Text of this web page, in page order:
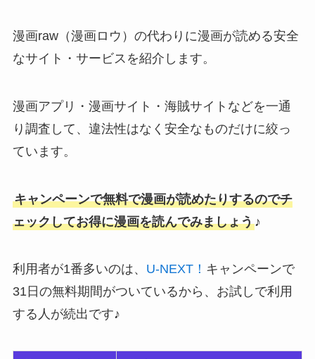
漫画raw（漫画ロウ）の代わりに漫画が読める安全
なサイト・サービスを紹介します。
漫画アプリ・漫画サイト・海賊サイトなどを一通
り調査して、違法性はなく安全なものだけに絞っ
ています。
キャンペーンで無料で漫画が読めたりするのでチ
ェックしてお得に漫画を読んでみましょう♪
利用者が1番多いのは、 U-NEXT！ キャンペーンで
31日の無料期間がついているから、お試しで利用
する人が続出です♪